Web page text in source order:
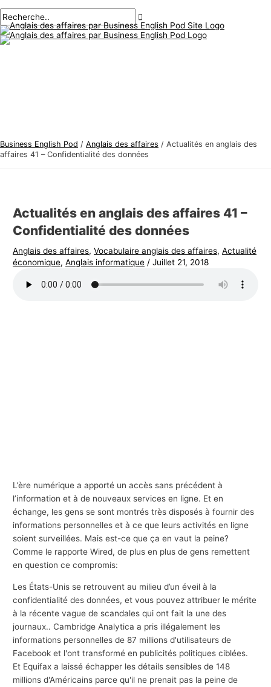
au
contenu
principal
Business English Pod / Anglais des affaires / Actualités en anglais des
affaires 41 – Confidentialité des données
Actualités en anglais des affaires 41 –
Confidentialité des données
Anglais des affaires,Vocabulaire anglais des affaires,Actualité
économique,Anglais informatique /Juillet 21, 2018
L’ère numérique a apporté un accès sans précédent à
l’information et à de nouveaux services en ligne. Et en
échange, les gens se sont montrés très disposés à fournir des
informations personnelles et à ce que leurs activités en ligne
soient surveillées. Mais est-ce que ça en vaut la peine?
Comme le rapporte Wired, de plus en plus de gens remettent
en question ce compromis:
Les États-Unis se retrouvent au milieu d’un éveil à la
confidentialité des données, et vous pouvez attribuer le mérite
à la récente vague de scandales qui ont fait la une des
journaux.. Cambridge Analytica a pris illégalement les
informations personnelles de 87 millions d'utilisateurs de
Facebook et l'ont transformé en publicités politiques ciblées.
Et Equifax a laissé échapper les détails sensibles de 148
millions d'Américains parce qu'il ne prenait pas la peine de
des
articles
ici..
mail*
S
u
j
n
i
s
d
e
R
e
c
r